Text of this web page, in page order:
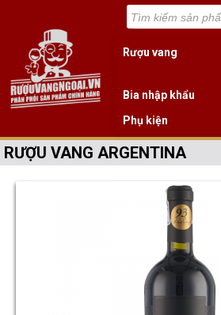
Rượu vang
Bia nhập khẩu
Phụ kiện
RƯỢU VANG ARGENTINA